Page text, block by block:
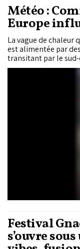
Météo :
Europe
La vague de chaleur
est alimentée par
transitant par le sud-
piégées par un «
hautes pressions
le bassin
Festival
s’ouvre